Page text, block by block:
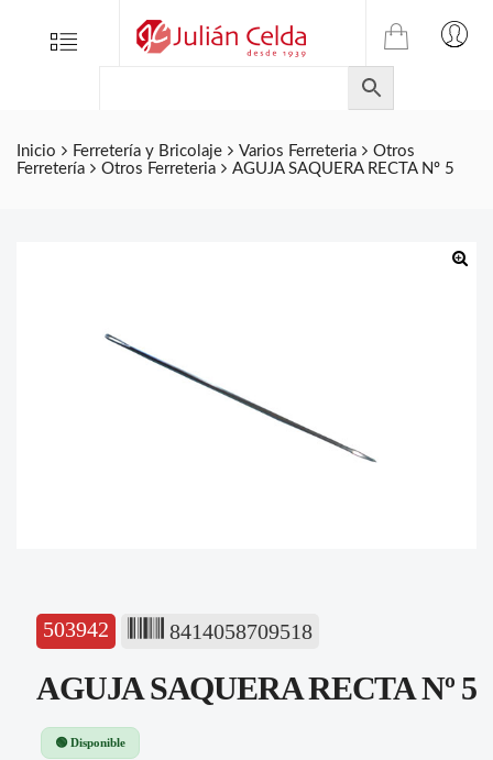
Menu
TIENDA
ONLINE
DE
JULIAN
CELDA
S.L.
Inicio Ferretería y Bricolaje Varios Ferreteria
Otros
Ferretería
Otros Ferreteria AGUJA SAQUERA RECTA Nº 5
503942 8414058709518
AGUJA SAQUERA RECTA Nº 5
🟢 Disponible
Folletos
Contacto